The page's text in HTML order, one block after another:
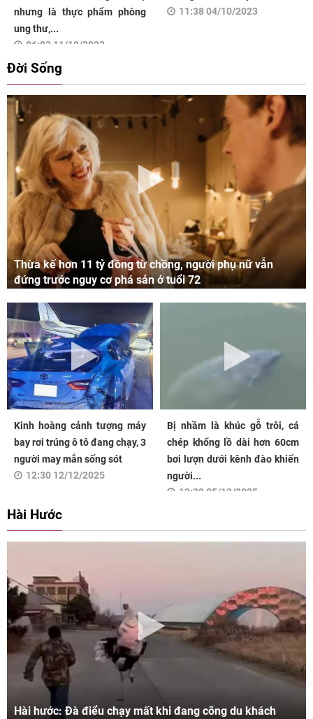
nhưng là thực phẩm phòng
ung thư,...
06:03 11/10/2023
11:38 04/10/2023
Đời Sống
Thừa kế hơn 11 tỷ đồng từ chồng, người phụ nữ vẫn
đứng trước nguy cơ phá sản ở tuổi 72
Kinh hoàng cảnh tượng máy
bay rơi trúng ô tô đang chạy, 3
người may mắn sống sót
12:30 12/12/2025
Bị nhầm là khúc gỗ trôi, cá
chép khổng lồ dài hơn 60cm
bơi lượn dưới kênh đào khiến
người...
12:30 05/12/2025
Hài Hước
Hài hước: Đà điểu chạy mất khi đang cõng du khách